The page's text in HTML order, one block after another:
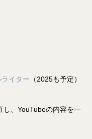
イター （2025も予定）
し、YouTubeの内容を一